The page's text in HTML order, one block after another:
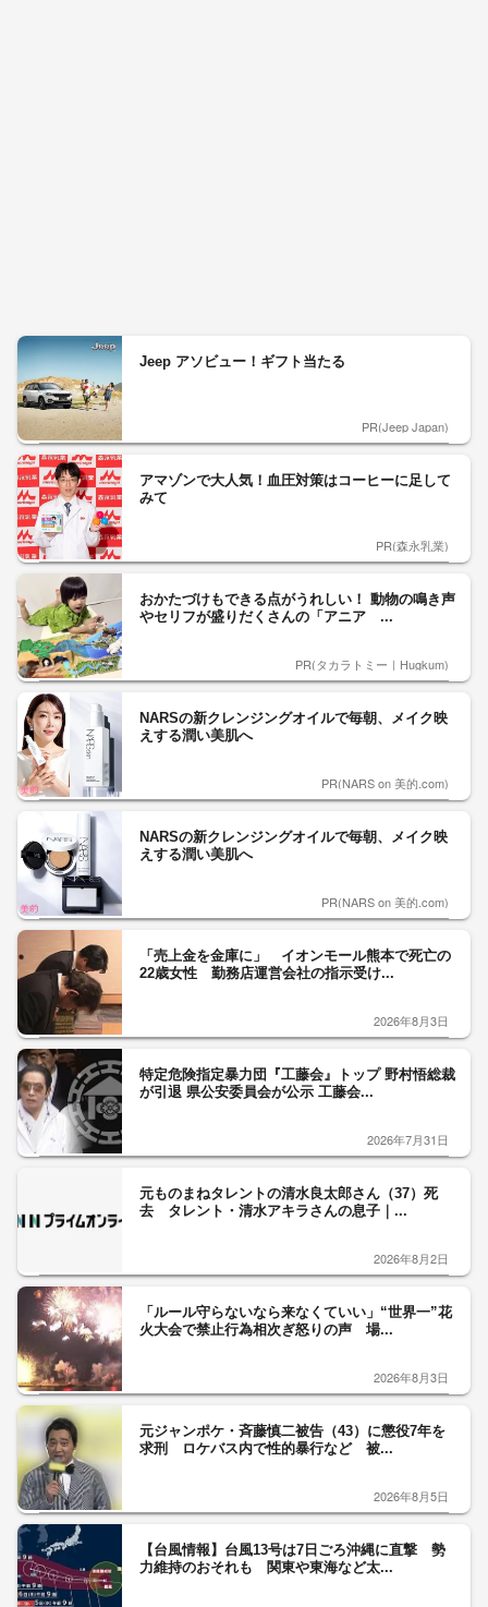
Jeep アソビュー！ギフト当たる
PR(Jeep Japan)
アマゾンで大人気！血圧対策はコーヒーに足して
みて
PR(森永乳業)
おかたづけもできる点がうれしい！ 動物の鳴き声
やセリフが盛りだくさんの「アニア ...
PR(タカラトミー｜Hugkum)
NARSの新クレンジングオイルで毎朝、メイク映
えする潤い美肌へ
PR(NARS on 美的.com)
NARSの新クレンジングオイルで毎朝、メイク映
えする潤い美肌へ
PR(NARS on 美的.com)
「売上金を金庫に」 イオンモール熊本で死亡の
22歳女性 勤務店運営会社の指示受け...
2026年8月3日
特定危険指定暴力団『工藤会』トップ 野村悟総裁
が引退 県公安委員会が公示 工藤会...
2026年7月31日
元ものまねタレントの清水良太郎さん（37）死
去 タレント・清水アキラさんの息子｜...
2026年8月2日
「ルール守らないなら来なくていい」“世界一”花
火大会で禁止行為相次ぎ怒りの声 場...
2026年8月3日
元ジャンポケ・斉藤慎二被告（43）に懲役7年を
求刑 ロケバス内で性的暴行など 被...
2026年8月5日
【台風情報】台風13号は7日ごろ沖縄に直撃 勢
力維持のおそれも 関東や東海など太...